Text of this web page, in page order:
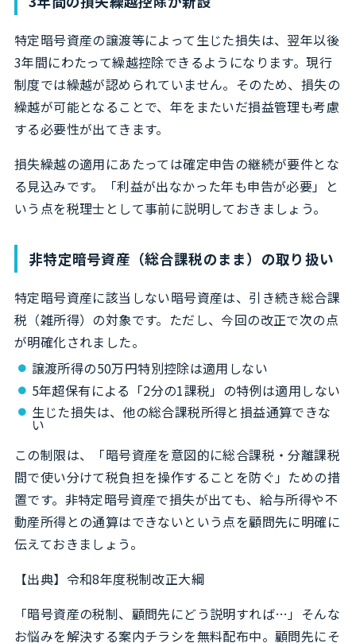
特定暗号資産の譲渡等によって生じた損失は、翌年以後
3年間にわたって繰越控除できるようになります。現行
制度では繰越が認められていません。そのため、損失の
繰越が可能となることで、年をまたいだ損益管理も考慮
する必要性が出てきます。
損失繰越の適用にあたっては確定申告の継続が要件とな
る見込みです。「利益が出なかった年も申告が必要」と
いう点を税理士として事前に説明しておきましょう。
非特定暗号資産（総合課税のまま）の取り扱い
特定暗号資産に該当しない暗号資産は、引き続き総合課
税（雑所得）の対象です。ただし、今回の改正で次の点
が明確化されました。
譲渡所得の50万円特別控除は適用しない
5年超保有による「2分の1課税」の特例は適用しない
生じた損失は、他の総合課税所得と損益通算できな
い
この制限は、「暗号資産を意図的に総合課税・分離課税
間で使い分けて税負担を操作することを防ぐ」ための措
置です。非特定暗号資産で損失が出ても、給与所得や不
動産所得との通算はできないという点を顧問先に明確に
伝えておきましょう。
【出典】 令和8年度税制改正大綱
「暗号資産の税制、顧問先にどう説明すれば…」そんな
お悩みを解決する案内チラシを無料配布中。顧問先にそ